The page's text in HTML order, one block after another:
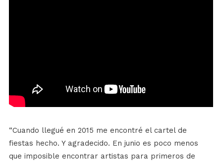
“Cuando llegué en 2015 me encontré el cartel de
fiestas hecho. Y agradecido. En junio es poco menos
que imposible encontrar artistas para primeros de